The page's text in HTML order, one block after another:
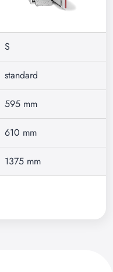
S
standard
595 mm
610 mm
1375 mm